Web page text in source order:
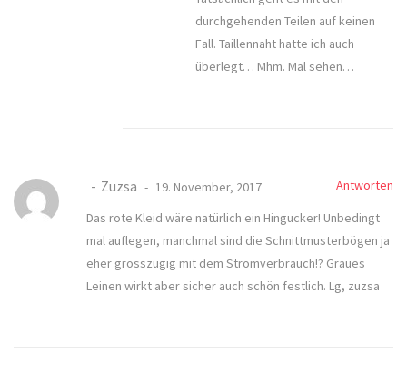
durchgehenden Teilen auf keinen
Fall. Taillennaht hatte ich auch
überlegt… Mhm. Mal sehen…
Zuzsa 19. November, 2017
Antworten
Das rote Kleid wäre natürlich ein Hingucker! Unbedingt
mal auflegen, manchmal sind die Schnittmusterbögen ja
eher grosszügig mit dem Stromverbrauch!? Graues
Leinen wirkt aber sicher auch schön festlich. Lg, zuzsa